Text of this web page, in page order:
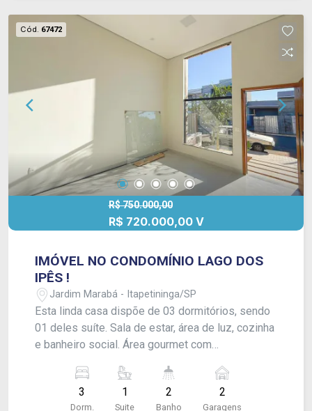
Cód. 67472
R$ 750.000,00
R$ 720.000,00 V
IMÓVEL NO CONDOMÍNIO LAGO DOS
IPÊS !
Jardim Marabá - Itapetininga/SP
Esta linda casa dispõe de 03 dormitórios, sendo
01 deles suíte. Sala de estar, área de luz, cozinha
e banheiro social. Área gourmet com
com piscina; além de garagem coberta para 02
veículos. Acabamento: Laje, porcelanato e pontos3
Dorm.
1
Suite
2
Banho
2
Garagens